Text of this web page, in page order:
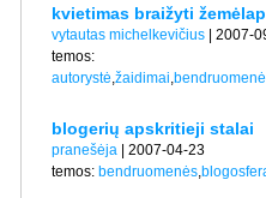
kvietimas braižyti
vytautas michelkevičius | 2007-
temos:
autorystė,žaidimai,
blogerių apskritieji stalai
pranešėja | 2007-04-23
temos: bendruomenės,